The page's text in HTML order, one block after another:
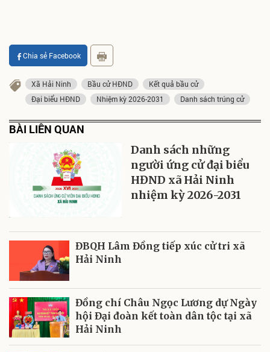
Chia sẻ Facebook
Xã Hải Ninh Bầu cử HĐND
Kết quả bầu cử
Đại biểu HĐND
Nhiệm kỳ 2026-2031 Danh sách trúng cử
BÀI LIÊN QUAN
Danh sách những
người ứng cử đại biểu
HĐND xã Hải Ninh
nhiệm kỳ 2026-2031
ĐBQH Lâm Đồng tiếp xúc cử tri xã
Hải Ninh
Đồng chí Châu Ngọc Lương dự Ngày
hội Đại đoàn kết toàn dân tộc tại xã
Hải Ninh